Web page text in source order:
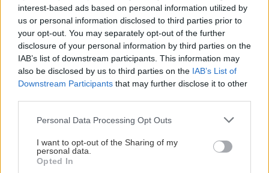
interest-based ads based on personal information utilized by
us or personal information disclosed to third parties prior to
your opt-out. You may separately opt-out of the further
disclosure of your personal information by third parties on the
IAB’s list of downstream participants. This information may
also be disclosed by us to third parties on the IAB’s List of
Downstream Participants that may further disclose it to other
Please note that this website/app uses one or more Google
not limited to your visit or usage behaviour. You may click to
grant or deny consent to Google and its third-party tags to
use your data for below specified purposes in below Google
Personal Data Processing Opt Outs
I want to opt-out of the Sharing of my
personal data.
Opted In
υψηλότερης κλάσης. Ο τιμοκατάλογος του
νέου VW Polo ξεκινά από τα 13.400 ευρώ. Αυτή η
τιμή αφορά την έκδοση 1.0 MPI 75 ίππων. Η
βασική έκδοση 1.0 TSI 95 κοστίζει 14.050 ευρώ.